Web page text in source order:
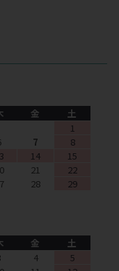
金
土
1
7
8
14
15
21
22
28
29
金
土
4
5